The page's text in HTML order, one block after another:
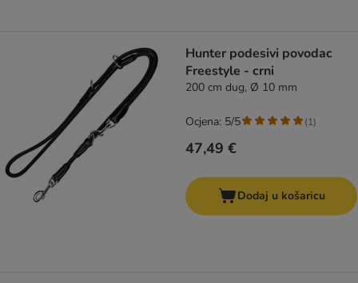
Hunter podesivi povodac
Freestyle - crni
200 cm dug, Ø 10 mm
47,49 €
Ocjena: 5/5 (1)
Dodaj u košaricu